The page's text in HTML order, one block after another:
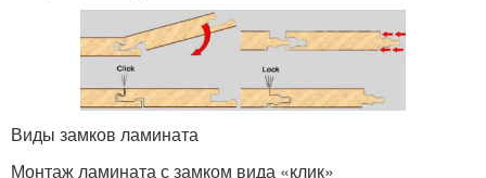
Виды замков ламината
Монтаж ламината с замком вида «клик»